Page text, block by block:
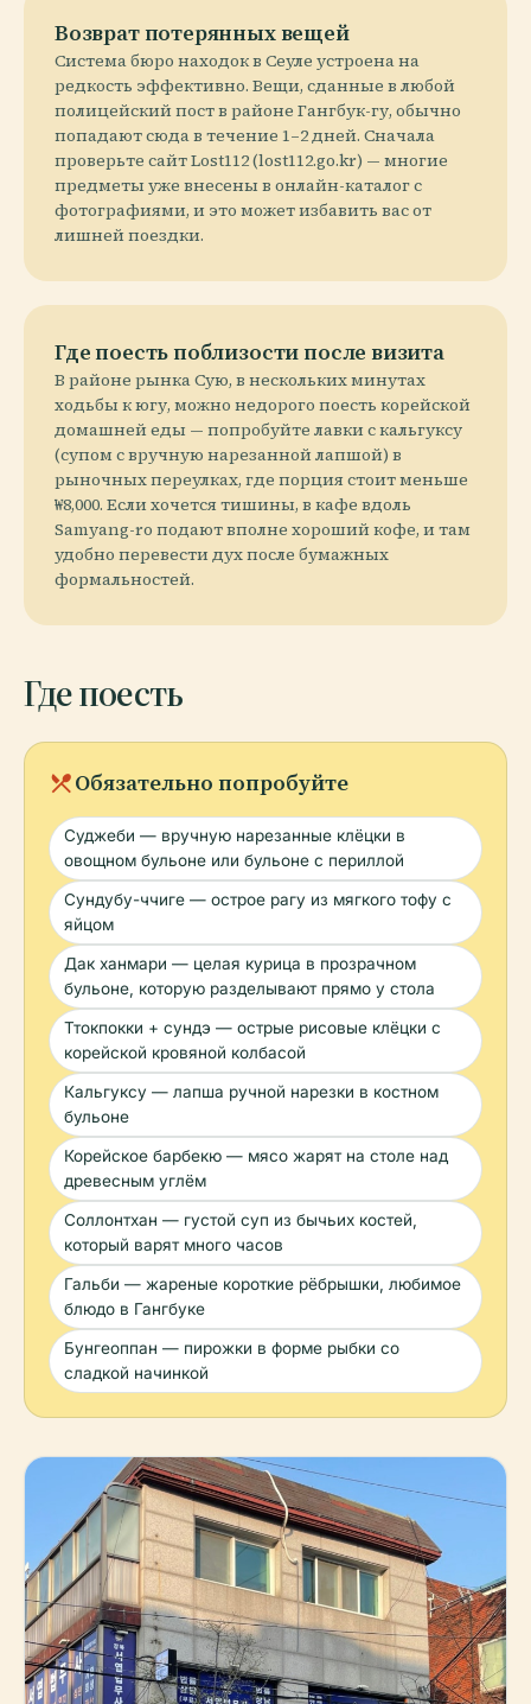
Возврат потерянных вещей
Система бюро находок в Сеуле устроена на
редкость эффективно. Вещи, сданные в любой
полицейский пост в районе Гангбук-гу, обычно
попадают сюда в течение 1–2 дней. Сначала
проверьте сайт Lost112 (lost112.go.kr) — многие
предметы уже внесены в онлайн-каталог с
фотографиями, и это может избавить вас от
лишней поездки.
Где поесть поблизости после визита
В районе рынка Сую, в нескольких минутах
ходьбы к югу, можно недорого поесть корейской
домашней еды — попробуйте лавки с кальгуксу
(супом с вручную нарезанной лапшой) в
рыночных переулках, где порция стоит меньше
₩8,000. Если хочется тишины, в кафе вдоль
Samyang-ro подают вполне хороший кофе, и там
удобно перевести дух после бумажных
формальностей.
Где поесть
local_diningОбязательно попробуйте
Суджеби — вручную нарезанные клёцки в
овощном бульоне или бульоне с периллой
Сундубу-ччиге — острое рагу из мягкого тофу с
яйцом
Дак ханмари — целая курица в прозрачном
бульоне, которую разделывают прямо у стола
Ттокпокки + сундэ — острые рисовые клёцки с
корейской кровяной колбасой
Кальгуксу — лапша ручной нарезки в костном
бульоне
Корейское барбекю — мясо жарят на столе над
древесным углём
Соллонтхан — густой суп из бычьих костей,
который варят много часов
Гальби — жареные короткие рёбрышки, любимое
блюдо в Гангбуке
Бунгеоппан — пирожки в форме рыбки со
сладкой начинкой